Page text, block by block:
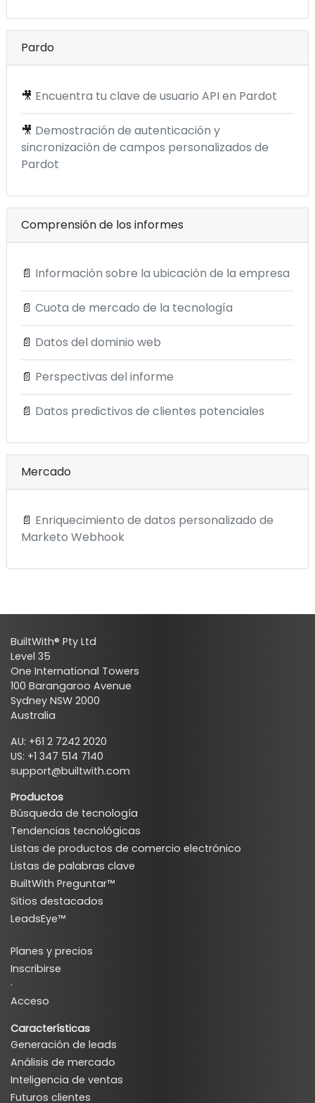
Pardo
🎥 Encuentra tu clave de usuario API en Pardot
🎥 Demostración de autenticación y
sincronización de campos personalizados de
Pardot
Comprensión de los informes
📄 Información sobre la ubicación de la empresa
📄 Cuota de mercado de la tecnología
📄 Datos del dominio web
📄 Perspectivas del informe
📄 Datos predictivos de clientes potenciales
Mercado
📄 Enriquecimiento de datos personalizado de
Marketo Webhook
BuiltWith® Pty Ltd
Level 35
One International Towers
100 Barangaroo Avenue
Sydney NSW 2000
Australia
AU: +61 2 7242 2020
US: +1 347 514 7140
support@builtwith.com
Productos
Búsqueda de tecnología
Tendencias tecnológicas
Listas de productos de comercio electrónico
Listas de palabras clave
BuiltWith Preguntar™
Sitios destacados
LeadsEye™
Planes y precios
Inscribirse
·
Acceso
Características
Generación de leads
Análisis de mercado
Inteligencia de ventas
Futuros clientes